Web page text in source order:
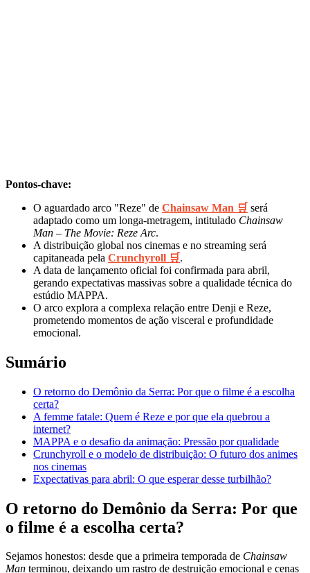
Pontos-chave:
O aguardado arco "Reze" de Chainsaw Man 🛒 será
adaptado como um longa-metragem, intitulado Chainsaw
Man – The Movie: Reze Arc.
A distribuição global nos cinemas e no streaming será
capitaneada pela Crunchyroll 🛒.
A data de lançamento oficial foi confirmada para abril,
gerando expectativas massivas sobre a qualidade técnica do
estúdio MAPPA.
O arco explora a complexa relação entre Denji e Reze,
prometendo momentos de ação visceral e profundidade
emocional.
Sumário
O retorno do Demônio da Serra: Por que o filme é a escolha
certa?
A femme fatale: Quem é Reze e por que ela quebrou a
internet?
MAPPA e o desafio da animação: Pressão por qualidade
Crunchyroll e o modelo de distribuição: O futuro dos animes
nos cinemas
Expectativas para abril: O que esperar desse turbilhão?
O retorno do Demônio da Serra: Por que
o filme é a escolha certa?
Sejamos honestos: desde que a primeira temporada de Chainsaw
Man terminou, deixando um rastro de destruição emocional e cenas